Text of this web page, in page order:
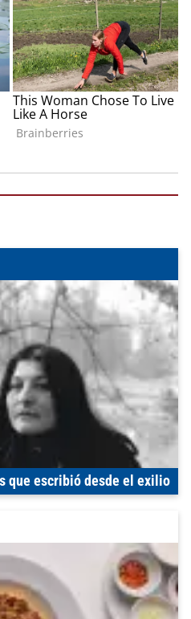
que escribió desde el exilio